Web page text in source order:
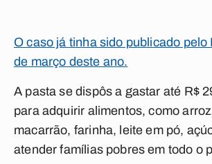
O caso já tinha sido publicado pelo
de março deste ano.
A pasta se dispôs a gastar até R$
para adquirir alimentos, como
macarrão, farinha, leite em pó,
atender famílias pobres em todo o